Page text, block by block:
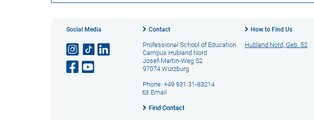
Social Media Contact
Professional School of Education
Campus Hubland Nord
Josef-Martin-Weg 52
97074 Würzburg
Phone: +49 931 31-83214
Email
Find Contact
How to Find Us
Hubland Nord, Geb. 52